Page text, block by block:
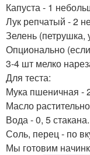
Капуста - 1
Лук репчатый - 2
Зелень (петрушка,
Опционально
3-4 шт мелко
Для теста:
Мука пшеничная -
Масло
Вода - 0, 5 стакана.
Соль, перец - по
Мы готовим